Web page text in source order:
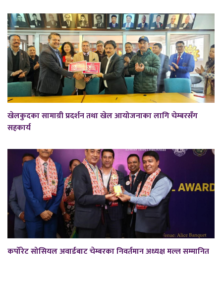
खेलकुदका सामाग्री प्रदर्शन तथा खेल आयोजनाका लागि चेम्बरसँग
सहकार्य
कर्पोरेट सोसियल अवार्डबाट चेम्बरका निवर्तमान अध्यक्ष मल्ल सम्मानित